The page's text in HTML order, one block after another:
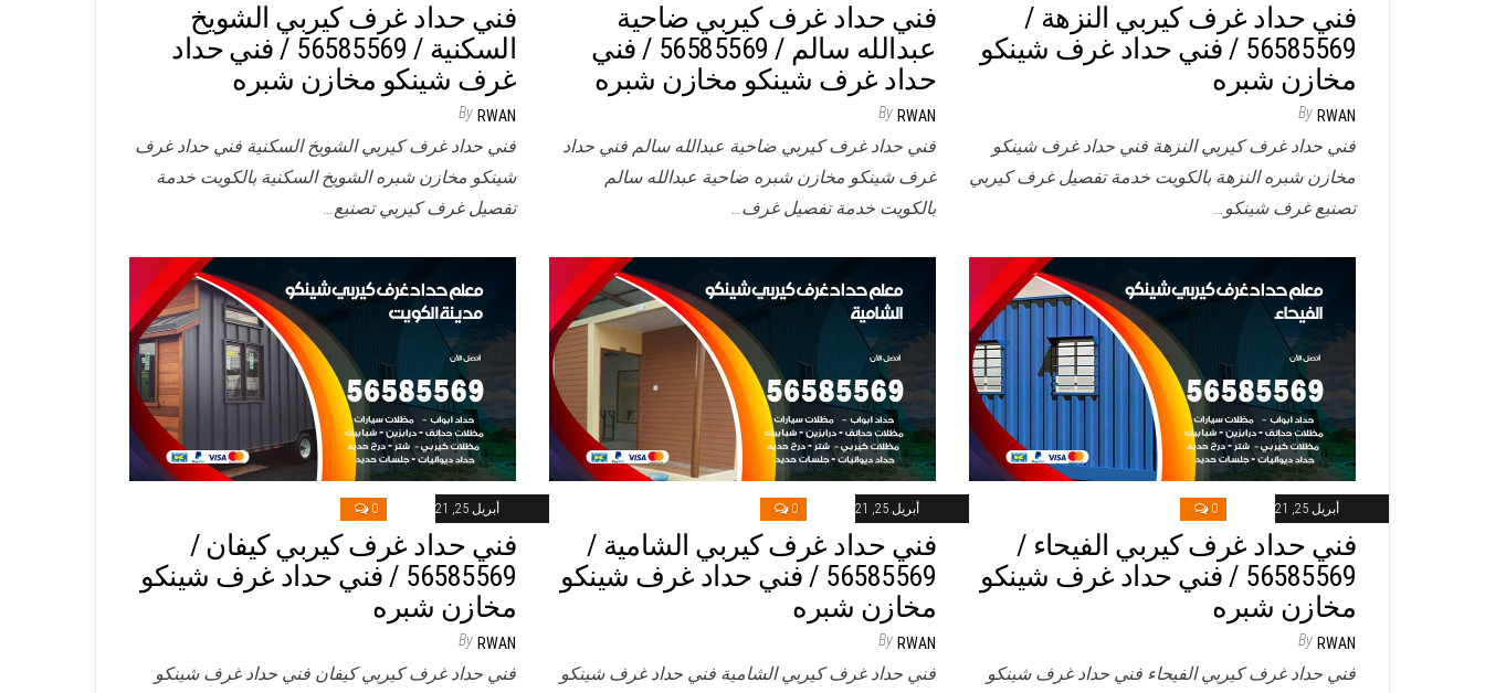
فني حداد غرف كيربي الشويخ
السكنية / 56585569 / فني حداد
غرف شينكو مخازن شبره
By RWAN
فني حداد غرف كيربي الشويخ السكنية فني حداد غرف
شينكو مخازن شبره الشويخ السكنية بالكويت خدمة
تفصيل غرف كيربي تصنيع…
فني حداد غرف كيربي ضاحية
عبدالله سالم / 56585569 / فني
حداد غرف شينكو مخازن شبره
By RWAN
فني حداد غرف كيربي ضاحية عبدالله سالم فني حداد
غرف شينكو مخازن شبره ضاحية عبدالله سالم
بالكويت خدمة تفصيل غرف…
فني حداد غرف كيربي النزهة /
56585569 / فني حداد غرف شينكو
مخازن شبره
By RWAN
فني حداد غرف كيربي النزهة فني حداد غرف شينكو
مخازن شبره النزهة بالكويت خدمة تفصيل غرف كيربي
تصنيع غرف شينكو…
أبريل 25, 2021 0
فني حداد غرف كيربي كيفان /
56585569 / فني حداد غرف شينكو
مخازن شبره
By RWAN
فني حداد غرف كيربي كيفان فني حداد غرف شينكو
أبريل 25, 2021 0
فني حداد غرف كيربي الشامية /
56585569 / فني حداد غرف شينكو
مخازن شبره
By RWAN
فني حداد غرف كيربي الشامية فني حداد غرف شينكو
أبريل 25, 2021 0
فني حداد غرف كيربي الفيحاء /
56585569 / فني حداد غرف شينكو
مخازن شبره
By RWAN
فني حداد غرف كيربي الفيحاء فني حداد غرف شينكو